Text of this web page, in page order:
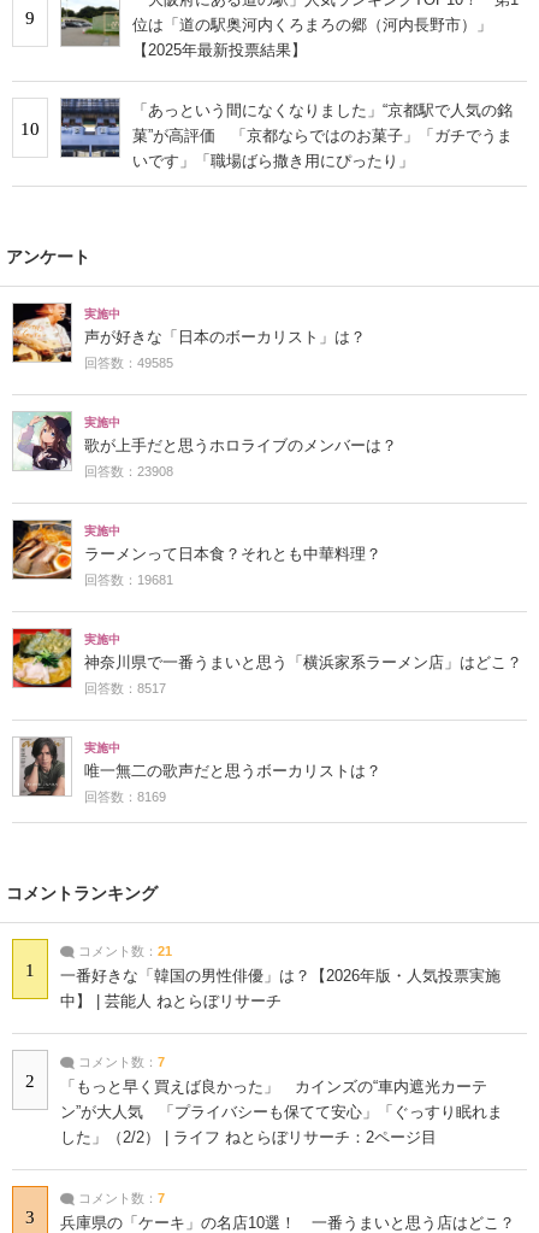
9
位は「道の駅奥河内くろまろの郷（河内長野市）」
【2025年最新投票結果】
10
「あっという間になくなりました」“京都駅で人気の銘
菓”が高評価 「京都ならではのお菓子」「ガチでうま
いです」「職場ばら撒き用にぴったり」
アンケート
実施中
声が好きな「日本のボーカリスト」は？
回答数：49585
実施中
歌が上手だと思うホロライブのメンバーは？
回答数：23908
実施中
ラーメンって日本食？それとも中華料理？
回答数：19681
実施中
神奈川県で一番うまいと思う「横浜家系ラーメン店」はどこ？
回答数：8517
実施中
唯一無二の歌声だと思うボーカリストは？
回答数：8169
コメントランキング
1
コメント数： 21
一番好きな「韓国の男性俳優」は？【2026年版・人気投票実施
中】 | 芸能人 ねとらぼリサーチ
2
コメント数： 7
「もっと早く買えば良かった」 カインズの“車内遮光カーテ
ン”が大人気 「プライバシーも保てて安心」「ぐっすり眠れま
した」（2/2） | ライフ ねとらぼリサーチ：2ページ目
3
コメント数： 7
兵庫県の「ケーキ」の名店10選！ 一番うまいと思う店はどこ？